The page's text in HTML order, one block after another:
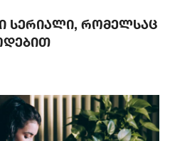
სერიალი, რომელსაც